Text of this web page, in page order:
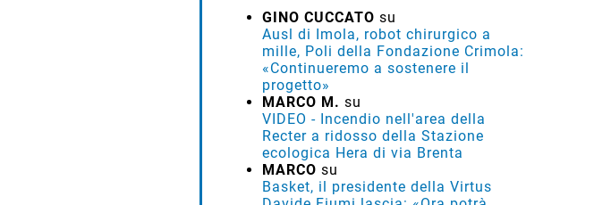
GINO CUCCATO su
Ausl di Imola, robot chirurgico a
mille, Poli della Fondazione Crimola:
«Continueremo a sostenere il
progetto»
MARCO M. su
VIDEO - Incendio nell'area della
Recter a ridosso della Stazione
ecologica Hera di via Brenta
MARCO su
Basket, il presidente della Virtus